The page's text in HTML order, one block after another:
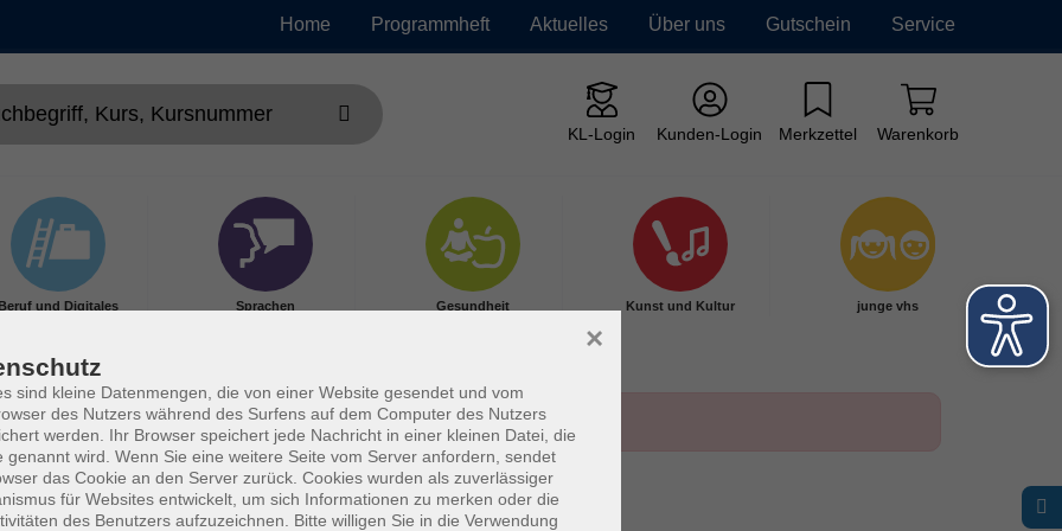
Home Programmheft Aktuelles Über uns Gutschein Service
KL-Login Kunden-Login Merkzettel Warenkorb
Beruf und Digitales Sprachen Gesundheit Kunst und Kultur junge vhs
sind kleine Datenmengen, die von einer Website gesendet und vom
des Nutzers während des Surfens auf dem Computer des Nutzers
werden. Ihr Browser speichert jede Nachricht in einer kleinen Datei, die
genannt wird. Wenn Sie eine weitere Seite vom Server anfordern, sendet
das Cookie an den Server zurück. Cookies wurden als zuverlässiger
für Websites entwickelt, um sich Informationen zu merken oder die
des Benutzers aufzuzeichnen. Bitte willigen Sie in die Verwendung
×